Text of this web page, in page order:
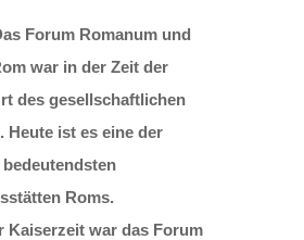
Forum Romanum und
war in der Zeit der
des gesellschaftlichen
Heute ist es eine der
Roms.
Kaiserzeit war das Forum